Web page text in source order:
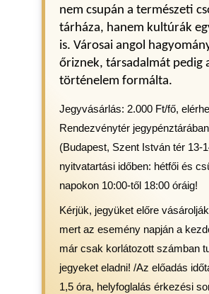
nem csupán a természeti
tárháza, hanem kultúrák
is. Városai angol
őriznek, társadalmát pedig
történelem formálta.
Jegyvásárlás: 2.000 Ft/fő,
Rendezvénytér jegypénztárában
(Budapest, Szent István tér 13-
nyitvatartási időben: hétfői és
napokon 10:00-től 18:00 óráig!
Kérjük, jegyüket előre
mert az esemény napján a
már csak korlátozott számban
jegyeket eladni! /Az előadás
1,5 óra, helyfoglalás érkezési